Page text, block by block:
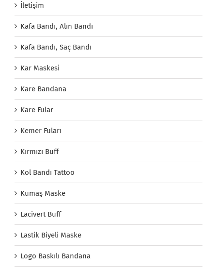
İletişim
Kafa Bandı, Alın Bandı
Kafa Bandı, Saç Bandı
Kar Maskesi
Kare Bandana
Kare Fular
Kemer Fuları
Kırmızı Buff
Kol Bandı Tattoo
Kumaş Maske
Lacivert Buff
Lastik Biyeli Maske
Logo Baskılı Bandana